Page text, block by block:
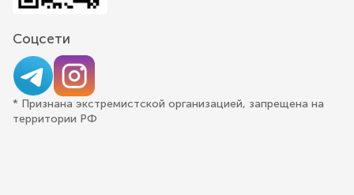
Соцсети
* Признана экстремистской организацией, запрещена на
территории РФ